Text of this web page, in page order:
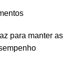
para manter as